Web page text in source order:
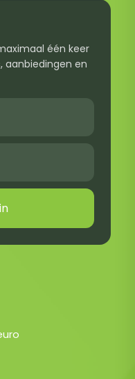
één keer
aanbiedingen en